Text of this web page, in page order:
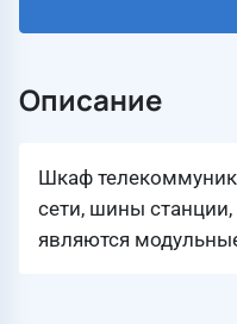
Описание
Шкаф
сети, шины
являются